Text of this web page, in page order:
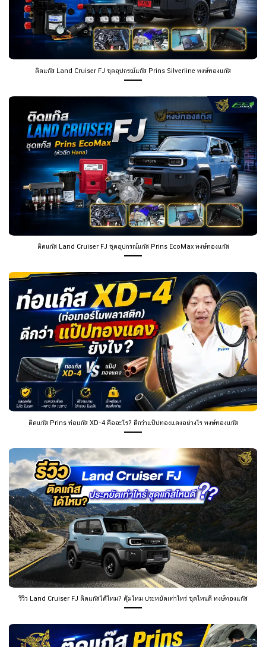
ติดแก๊ส Land Cruiser FJ ชุดอุปกรณ์แก๊ส Prins Silverline หงษ์ทองแก๊ส
ติดแก๊ส Land Cruiser FJ ชุดอุปกรณ์แก๊ส Prins EcoMax หงษ์ทองแก๊ส
ติดแก๊ส Prins ท่อแก๊ส XD-4 คืออะไร? ดีกว่าแป๊ปทองแดงอย่างไร หงษ์ทองแก๊ส
รีวิว Land Cruiser FJ ติดแก๊สได้ไหม? คุ้มไหม ประหยัดเท่าไหร่ ชุดไหนดี หงษ์ทองแก๊ส